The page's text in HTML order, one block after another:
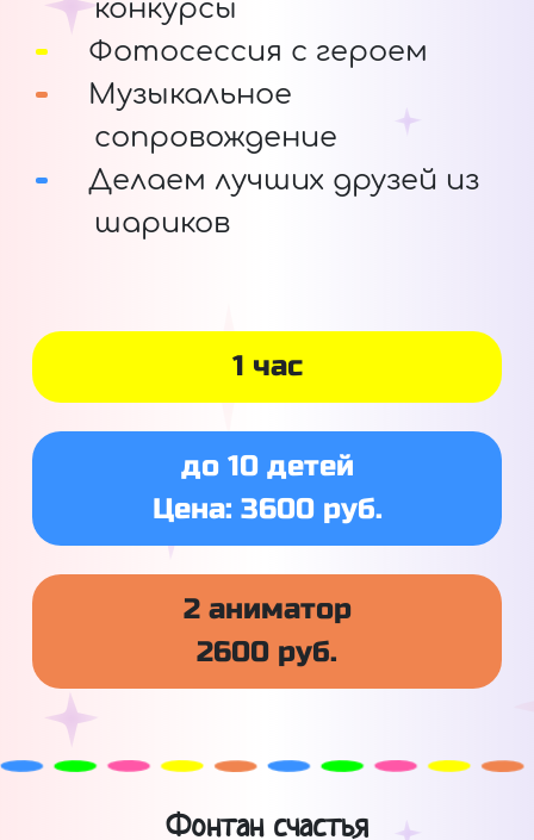
конкурсы
Фотосессия с героем
Музыкальное
сопровождение
Делаем лучших друзей из
шариков
1 час
до 10 детей
Цена: 3600 руб.
2 аниматор
2600 руб.
Фонтан счастья